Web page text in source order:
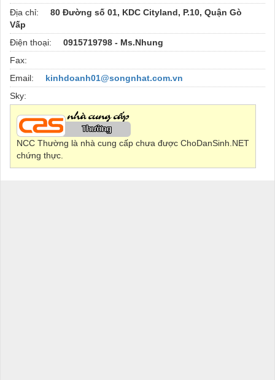
Địa chỉ:
80 Đường số 01, KDC Cityland, P.10, Quận Gò
Vấp
Điện thoại:
0915719798 - Ms.Nhung
Fax:
Email:
kinhdoanh01@songnhat.com.vn
Sky:
NCC Thường là nhà cung cấp chưa được ChoDanSinh.NET
chứng thực.